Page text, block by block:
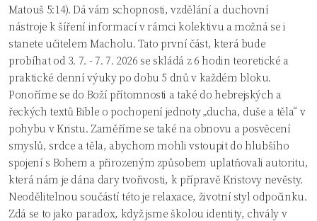
Matouš 5:14). Dá vám schopnosti, vzdělání a duchovní
nástroje k šíření informací v rámci kolektivu a možná se i
stanete učitelem Macholu. Tato první část, která bude
probíhat od 3. 7. - 7. 7. 2026 se skládá z 6 hodin teoretické a
praktické denní výuky po dobu 5 dnů v každém bloku.
Ponoříme se do Boží přítomnosti a také do hebrejských a
řeckých textů Bible o pochopení jednoty „ducha, duše a těla“ v
pohybu v Kristu. Zaměříme se také na obnovu a posvěcení
smyslů, srdce a těla, abychom mohli vstoupit do hlubšího
spojení s Bohem a přirozeným způsobem uplatňovali autoritu,
která nám je dána dary tvořivosti, k přípravě Kristovy nevěsty.
Neodělitelnou součástí této je relaxace, životní styl odpočinku.
Zdá se to jako paradox, když jsme školou identity, chvály v